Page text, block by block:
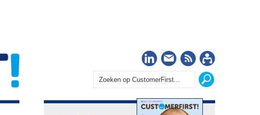
LinkedIn
Nieuwsbrief
RSS